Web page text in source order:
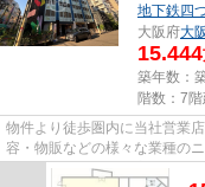
地下鉄四
大阪府大
15.444
築年数：
階数：7
物件より徒歩圏内に当社営業
容・物販などの様々な業種の
尚、弊社ではおとり広告は一